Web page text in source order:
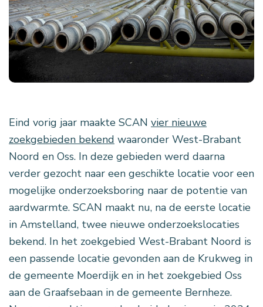
Eind vorig jaar maakte SCAN vier nieuwe
zoekgebieden bekend waaronder West-Brabant
Noord en Oss. In deze gebieden werd daarna
verder gezocht naar een geschikte locatie voor een
mogelijke onderzoeksboring naar de potentie van
aardwarmte. SCAN maakt nu, na de eerste locatie
in Amstelland, twee nieuwe onderzoekslocaties
bekend. In het zoekgebied West-Brabant Noord is
een passende locatie gevonden aan de Krukweg in
de gemeente Moerdijk en in het zoekgebied Oss
aan de Graafsebaan in de gemeente Bernheze.